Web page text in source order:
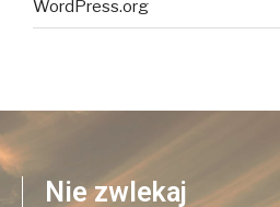
WordPress.org
Nie zwlekaj